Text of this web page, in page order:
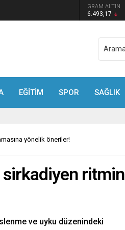
İçeride? GRAM ALTIN
6.493,17
EĞİTİM SPOR SAĞLIK
yönelik öneriler!
sirkadiyen ritmin
ve uyku düzenindeki